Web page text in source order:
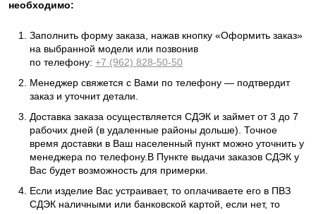
необходимо:
Заполнить форму заказа, нажав кнопку «Оформить заказ»
на выбранной модели или позвонив
по телефону: +7 (962) 828-50-50
Менеджер свяжется с Вами по телефону — подтвердит
заказ и уточнит детали.
Доставка заказа осуществляется СДЭК и займет от 3 до 7
рабочих дней (в удаленные районы дольше). Точное
время доставки в Ваш населенный пункт можно уточнить у
менеджера по телефону.В Пункте выдачи заказов СДЭК у
Вас будет возможность для примерки.
Если изделие Вас устраивает, то оплачиваете его в ПВЗ
СДЭК наличными или банковской картой, если нет, то